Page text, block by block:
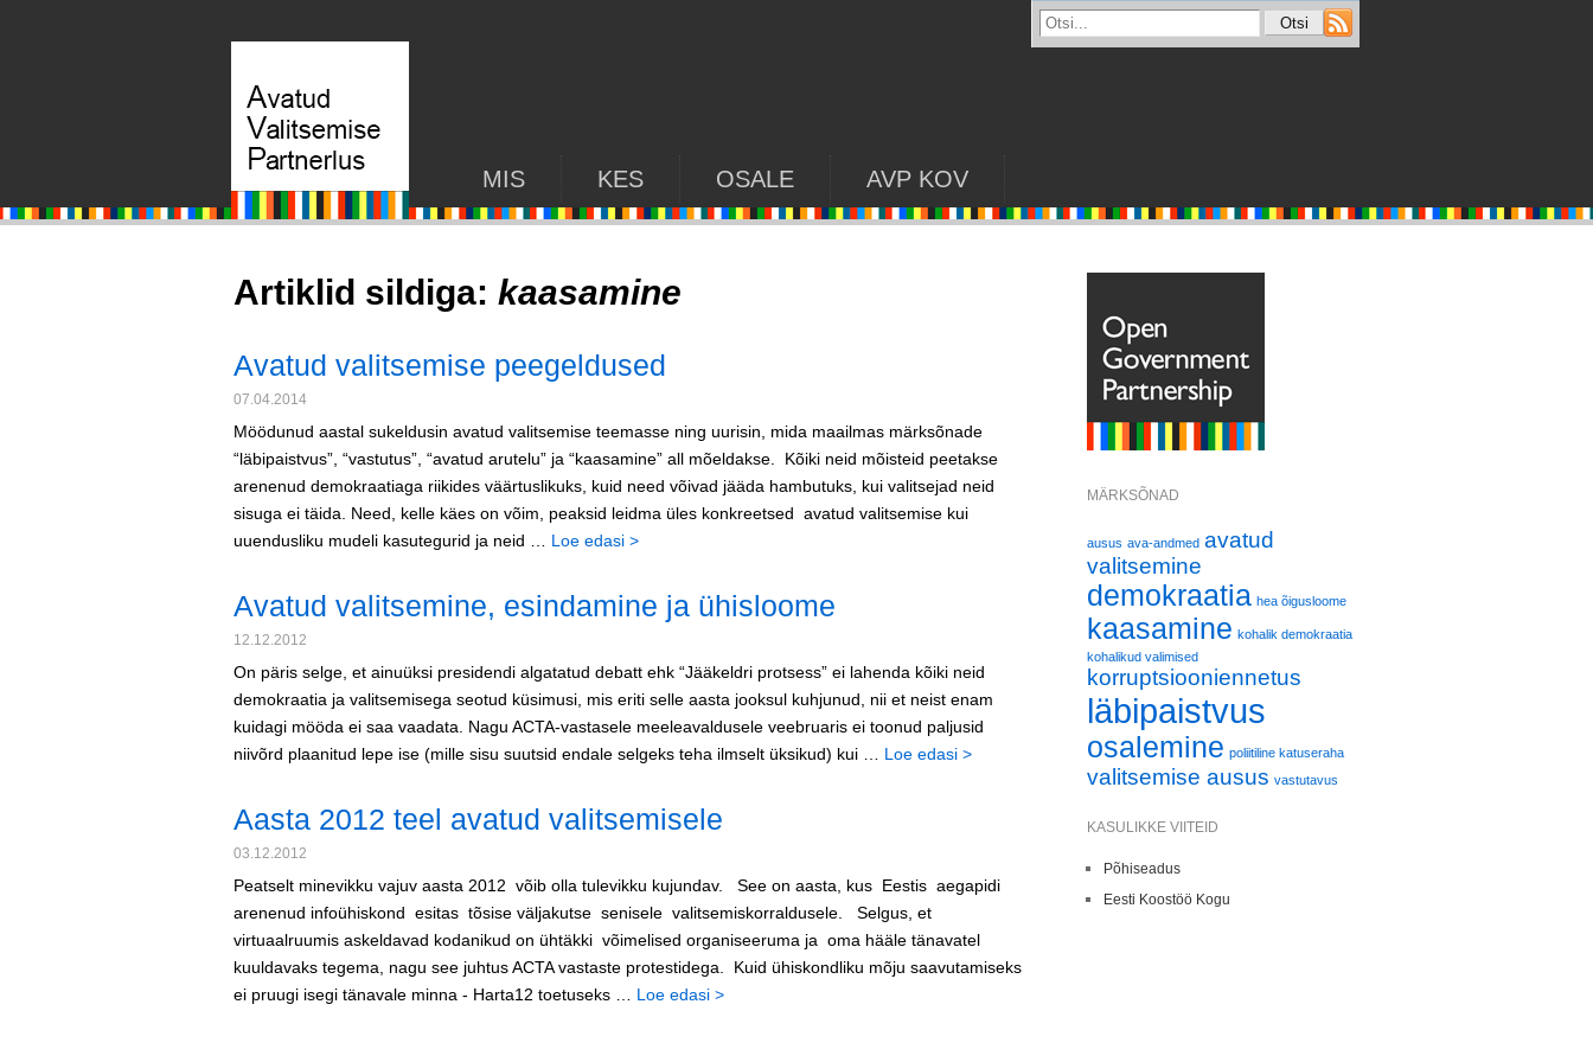
MIS KES OSALE AVP KOV
Artiklid sildiga: kaasamine
Avatud valitsemise peegeldused
07.04.2014
Möödunud aastal sukeldusin avatud valitsemise teemasse ning uurisin, mida maailmas märksõnade
“läbipaistvus”, “vastutus”, “avatud arutelu” ja “kaasamine” all mõeldakse. Kõiki neid mõisteid peetakse
arenenud demokraatiaga riikides väärtuslikuks, kuid need võivad jääda hambutuks, kui valitsejad neid
sisuga ei täida. Need, kelle käes on võim, peaksid leidma üles konkreetsed avatud valitsemise kui
uuendusliku mudeli kasutegurid ja neid … Loe edasi >
Avatud valitsemine, esindamine ja ühisloome
12.12.2012
On päris selge, et ainuüksi presidendi algatatud debatt ehk “Jääkeldri protsess” ei lahenda kõiki neid
demokraatia ja valitsemisega seotud küsimusi, mis eriti selle aasta jooksul kuhjunud, nii et neist enam
kuidagi mööda ei saa vaadata. Nagu ACTA-vastasele meeleavaldusele veebruaris ei toonud paljusid
niivõrd plaanitud lepe ise (mille sisu suutsid endale selgeks teha ilmselt üksikud) kui … Loe edasi >
Aasta 2012 teel avatud valitsemisele
03.12.2012
Peatselt minevikku vajuv aasta 2012 võib olla tulevikku kujundav. See on aasta, kus Eestis aegapidi
arenenud infoühiskond esitas tõsise väljakutse senisele valitsemiskorraldusele. Selgus, et
virtuaalruumis askeldavad kodanikud on ühtäkki võimelised organiseeruma ja oma hääle tänavatel
kuuldavaks tegema, nagu see juhtus ACTA vastaste protestidega. Kuid ühiskondliku mõju saavutamiseks
ei pruugi isegi tänavale minna - Harta12 toetuseks … Loe edasi >
MÄRKSÕNAD
ausus ava-andmed avatud
valitsemine
demokraatia hea õigusloome
kaasamine kohalik demokraatia
kohalikud valimised
korruptsiooniennetus
läbipaistvus
osalemine poliitiline katuseraha
valitsemise ausus vastutavus
KASULIKKE VIITEID
Põhiseadus
Eesti Koostöö Kogu